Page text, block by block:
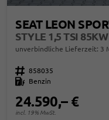
SEAT LEON
STYLE 1,5 TSI
unverbindliche Lieferzeit: 3
Fahrzeugnr. 858035
Kraftstoff
Benzin
24.590,– €
incl. 19% MwSt.